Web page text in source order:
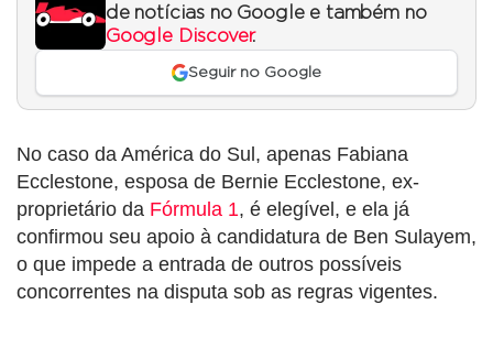
de notícias no Google e também no
Google Discover.
Seguir no Google
No caso da América do Sul, apenas Fabiana
Ecclestone, esposa de Bernie Ecclestone, ex-
proprietário da Fórmula 1, é elegível, e ela já
confirmou seu apoio à candidatura de Ben Sulayem,
o que impede a entrada de outros possíveis
concorrentes na disputa sob as regras vigentes.